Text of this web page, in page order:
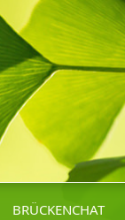
BRÜCKENCHAT